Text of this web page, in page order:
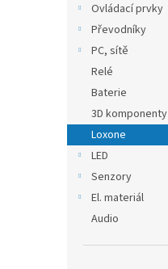
Ovládací prvky
Převodníky
PC, sítě
Relé
Baterie
3D komponenty
Loxone
LED
Senzory
El. materiál
Audio